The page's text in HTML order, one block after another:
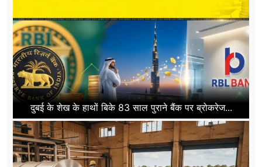
दुबई के शेख के हाथों बिके 83 साल पुराने बैंक पर ब्रोकरेज...